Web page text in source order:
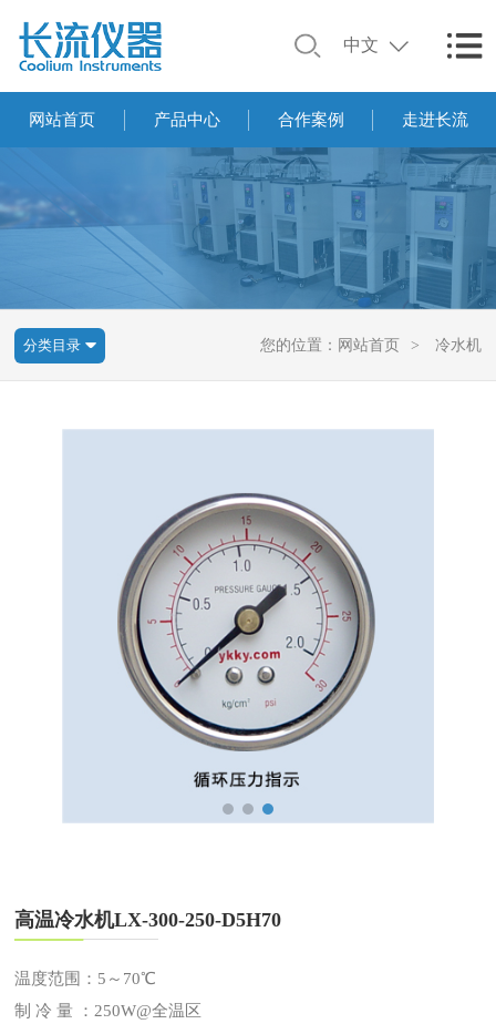
中文
网站首页 产品中心 合作案例 走进长流
分类目录 您的位置： 网站首页 > 冷水机
高温冷水机LX-300-250-D5H70
温度范围：5～70℃
制 冷 量 ：250W@全温区